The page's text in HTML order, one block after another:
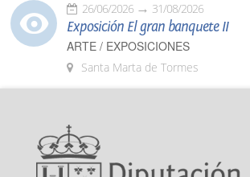
26/06/2026 31/08/2026
Exposición El gran banquete II
ARTE / EXPOSICIONES
Santa Marta de Tormes